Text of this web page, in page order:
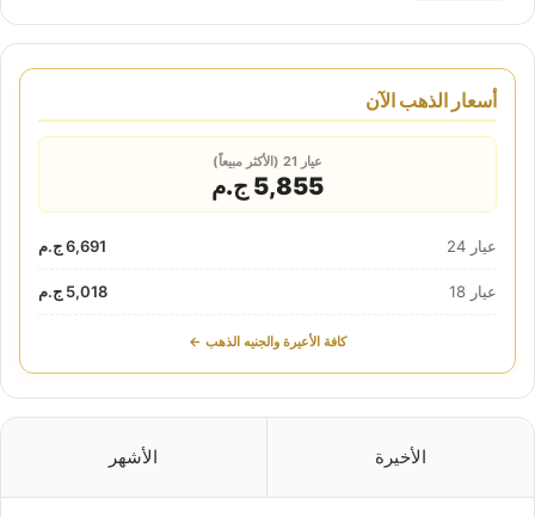
أسعار الذهب الآن
عيار 21 (الأكثر مبيعاً)
5,855 ج.م
عيار 24 6,691 ج.م
عيار 18 5,018 ج.م
كافة الأعيرة والجنيه الذهب ←
الأخيرة الأشهر